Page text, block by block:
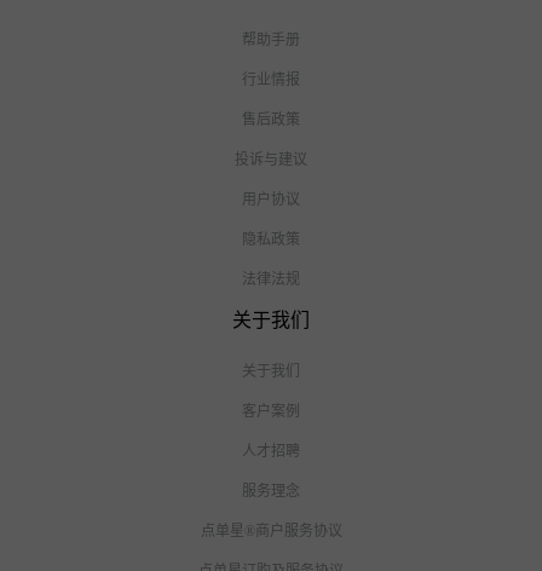
帮助手册
行业情报
售后政策
投诉与建议
用户协议
隐私政策
法律法规
关于我们
关于我们
客户案例
人才招聘
服务理念
点单星®商户服务协议